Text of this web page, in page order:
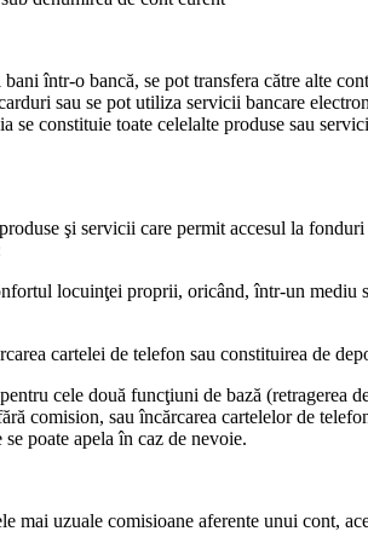
într-o bancă, se pot transfera către alte
sau se pot utiliza servicii bancare
constituie toate celelalte produse sau
şi servicii care permit accesul la
locuinţei proprii, oricând, într-un mediu
cartelei de telefon sau constituirea de
cele două funcţiuni de bază (retragerea
comision, sau încărcarea cartelelor de
poate apela în caz de nevoie.
uzuale comisioane aferente unui cont,